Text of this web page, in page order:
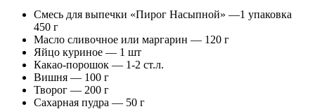
Смесь для выпечки «Пирог Насыпной» —1 упаковка
450 г
Масло сливочное или маргарин — 120 г
Яйцо куриное — 1 шт
Какао-порошок — 1-2 ст.л.
Вишня — 100 г
Творог — 200 г
Сахарная пудра — 50 г